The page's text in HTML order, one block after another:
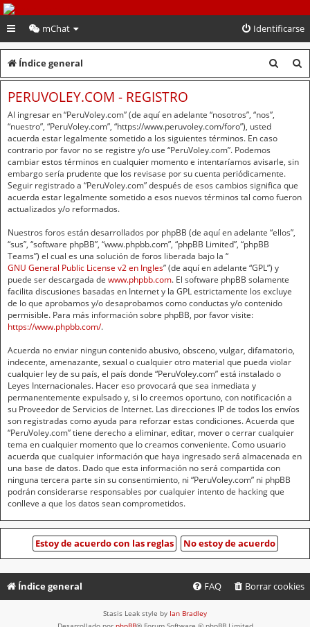
PeruVoley.com
mChat Identificarse
Índice general
u
u
r
PERUVOLEY.COM - REGISTRO
Al ingresar en “PeruVoley.com” (de aquí en adelante “nosotros”, “nos”,
“nuestro”, “PeruVoley.com”, “https://www.peruvoley.com/foro”), usted
acuerda estar legalmente sometido a los siguientes términos. En caso
contrario por favor no se registre y/o use “PeruVoley.com”. Podemos
cambiar estos términos en cualquier momento e intentaríamos avisarle, sin
embargo sería prudente que los revisase por su cuenta periódicamente.
Seguir registrado a “PeruVoley.com” después de esos cambios significa que
acuerda estar legalmente sometido a esos nuevos términos tal como fueron
actualizados y/o reformados.
Nuestros foros están desarrollados por phpBB (de aquí en adelante “ellos”,
“sus”, “software phpBB”, “www.phpbb.com”, “phpBB Limited”, “phpBB
Teams”) el cual es una solución de foros liberada bajo la “
GNU General Public License v2 en Ingles” (de aquí en adelante “GPL”) y
puede ser descargada de www.phpbb.com. El software phpBB solamente
facilita discusiones basadas en Internet y la GPL estrictamente los excluye
de lo que aprobamos y/o desaprobamos como conductas y/o contenido
permisible. Para más información sobre phpBB, por favor visite:
https://www.phpbb.com/.
Acuerda no enviar ningun contenido abusivo, obsceno, vulgar, difamatorio,
indecente, amenazante, sexual o cualquier otro material que pueda violar
cualquier ley de su país, el país donde “PeruVoley.com” está instalado o
Leyes Internacionales. Hacer eso provocará que sea inmediata y
permanentemente expulsado y, si lo creemos oportuno, con notificación a
su Proveedor de Servicios de Internet. Las direcciones IP de todos los envíos
son registradas como ayuda para reforzar estas condiciones. Acuerda que
“PeruVoley.com” tiene derecho a eliminar, editar, mover o cerrar cualquier
tema en cualquier momento que lo creamos conveniente. Como usuario
acuerda que cualquier información que haya ingresado será almacenada en
una base de datos. Dado que esta información no será compartida con
ninguna tercera parte sin su consentimiento, ni “PeruVoley.com” ni phpBB
podrán considerarse responsables por cualquier intento de hacking que
conlleve a que los datos sean comprometidos.
Índice general Borrar cookies
FAQ
Stasis Leak style by Ian Bradley